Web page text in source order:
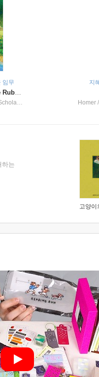
임무
Dragon Masters #32 : Heart of the Ruby Dragon (A Branches Book)
Inc
지
Homer
하는
고양이